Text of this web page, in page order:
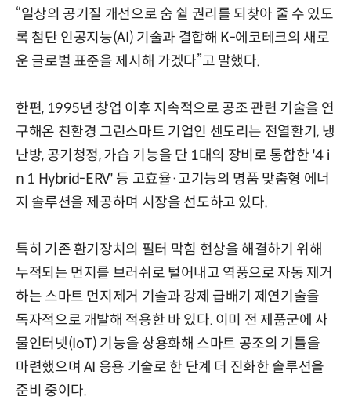
“일상의 공기질 개선으로 숨 쉴 권리를 되찾아 줄 수 있도
록 첨단 인공지능(AI) 기술과 결합해 K-에코테크의 새로
운 글로벌 표준을 제시해 가겠다”고 말했다.
한편, 1995년 창업 이후 지속적으로 공조 관련 기술을 연
구해온 친환경 그린스마트 기업인 센도리는 전열환기, 냉
난방, 공기청정, 가습 기능을 단 1대의 장비로 통합한 '4 i
n 1 Hybrid-ERV' 등 고효율·고기능의 명품 맞춤형 에너
지 솔루션을 제공하며 시장을 선도하고 있다.
특히 기존 환기장치의 필터 막힘 현상을 해결하기 위해
누적되는 먼지를 브러쉬로 털어내고 역풍으로 자동 제거
하는 스마트 먼지제거 기술과 강제 급배기 제연기술을
독자적으로 개발해 적용한 바 있다. 이미 전 제품군에 사
물인터넷(IoT) 기능을 상용화해 스마트 공조의 기틀을
마련했으며 AI 응용 기술로 한 단계 더 진화한 솔루션을
준비 중이다.